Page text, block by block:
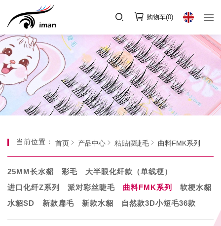
购物车(0)
当前位置： 首页 产品中心 粘贴假睫毛 曲料FMK系列
25MM长水貂 彩毛
大半眼化纤款（单线梗）
进口化纤Z系列
派对彩丝睫毛 曲料FMK系列
软梗水貂
水貂SD
新款扁毛 新款水貂 自然款3D小短毛36款